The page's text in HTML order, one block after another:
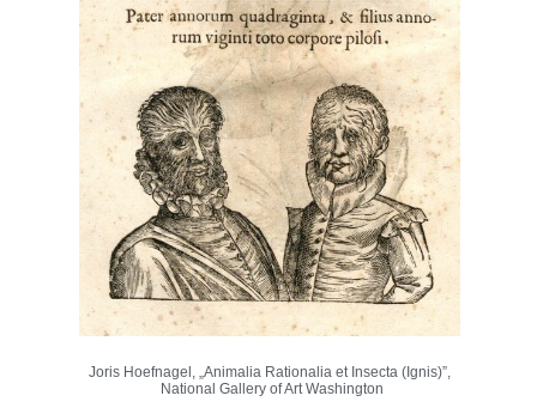
Joris Hoefnagel, „Animalia Rationalia et Insecta (Ignis)”,
National Gallery of Art Washington